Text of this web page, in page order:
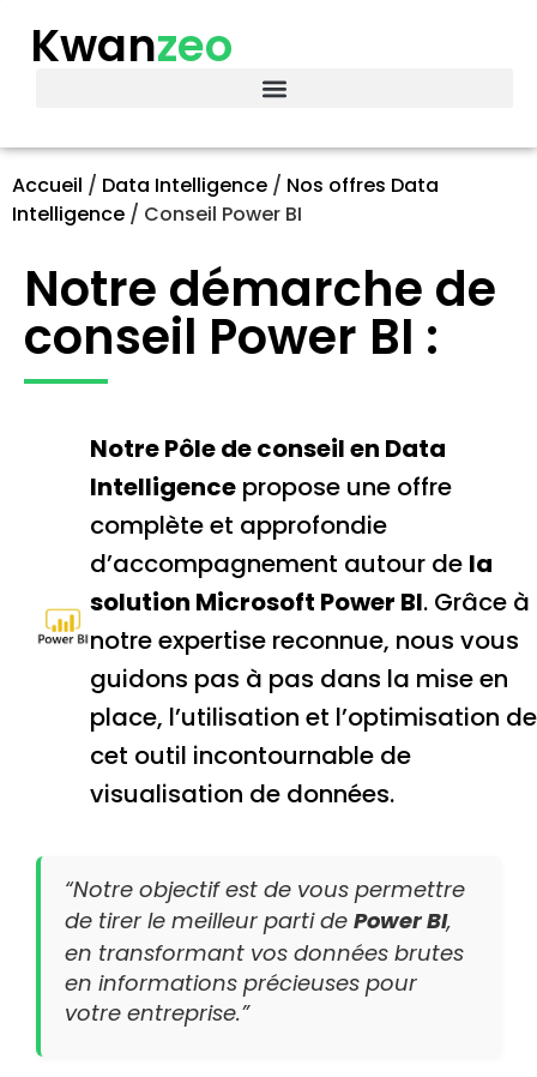
Kwanzeo
Accueil / Data Intelligence / Nos offres Data
Intelligence / Conseil Power BI
Notre démarche de
conseil Power BI :
Notre Pôle de conseil en Data
Intelligencepropose une offre
complète et approfondie
d’accompagnement autour de la
solution Microsoft Power BI. Grâce à
notre expertise reconnue, nous vous
guidons pas à pas dans la mise en
place, l’utilisation et l’optimisation de
cet outil incontournable de
visualisation de données.
“Notre objectif est de vous permettre
de tirer le meilleur parti de Power BI,
en transformant vos données brutes
en informations précieuses pour
votre entreprise.”